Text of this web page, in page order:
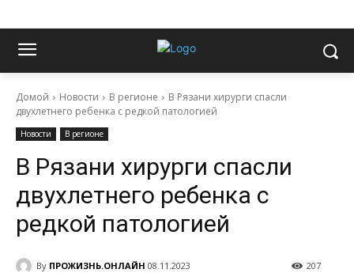
Домой Новости В регионе
В Рязани хирурги спасли
двухлетнего ребенка с редкой патологией
Новости В регионе
В Рязани хирурги спасли
двухлетнего ребенка с
редкой патологией
By ПРОЖИЗНЬ.ОНЛАЙН 08.11.2023 207